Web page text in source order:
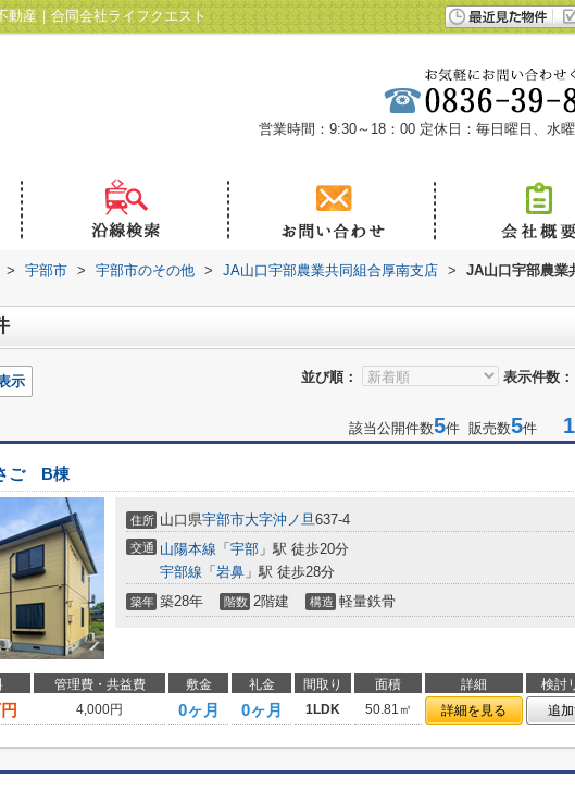
動産｜合同会社ライフクエスト
営業時間：9:30～18：00 定休日：毎日曜日、水
> 宇部市 > 宇部市のその他 > JA山口宇部農業共同組合厚南支店 >
JA山口宇部農業
並び順： 表示件数：
示
該当公開件数5件 販売数5件
ご B棟
住所 山口県宇部市大字沖ノ旦637-4
交通 山陽本線 「 宇部 」駅 徒歩20分
宇部線 「 岩鼻 」駅 徒歩28分
築年 築28年 階数 2階建 構造 軽量鉄骨
管理費・共益費 敷金 礼金 間取り 面積 詳細
検討
4,000円 0ヶ月 0ヶ月 1LDK 50.81㎡ 詳細を見る 追